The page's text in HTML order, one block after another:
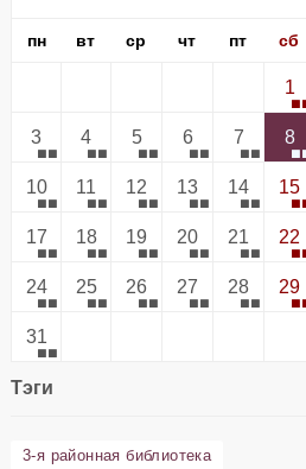
пн вт ср чт пт сб
1
3 4 5 6 7 8
10 11 12 13 14 15
17 18 19 20 21 22
24 25 26 27 28 29
31
Тэги
3-я районная библиотека